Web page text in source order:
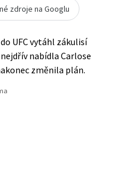
zdroje na Googlu
UFC vytáhl zákulisí
nabídla Carlose
změnila plán.